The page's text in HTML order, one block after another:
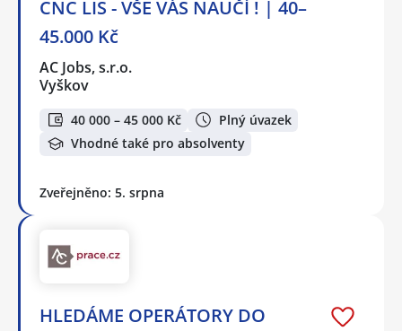
CNC LIS - VŠE VÁS NAUČÍ ! | 40–
45.000 Kč
AC Jobs, s.r.o.
Vyškov
40 000 – 45 000 Kč
Plný úvazek
Vhodné také pro absolventy
Zveřejněno: 5. srpna
HLEDÁME OPERÁTORY DO